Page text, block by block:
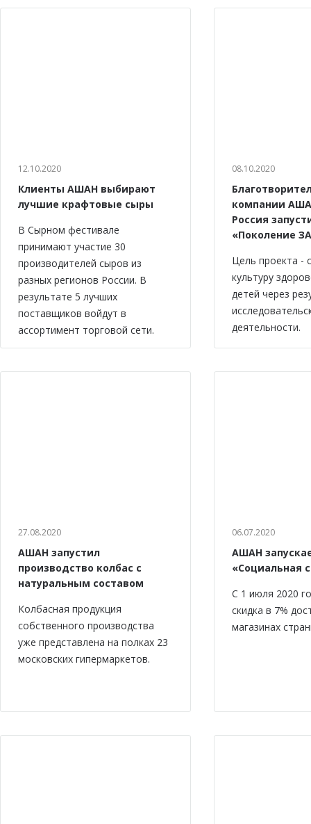
12.10.2020
Клиенты АШАН выбирают
лучшие крафтовые сыры
В Сырном фестивале
принимают участие 30
производителей сыров из
разных регионов России. В
результате 5 лучших
поставщиков войдут в
ассортимент торговой сети.
08.10.2020
компании
Россия
«Поколение
Цель проекта -
культуру
детей через
деятельности.
27.08.2020
АШАН запустил
производство колбас с
натуральным составом
Колбасная продукция
собственного производства
уже представлена на полках 23
московских гипермаркетов.
06.07.2020
АШАН
«Социальная
С 1 июля 2020
скидка в 7%
магазинах